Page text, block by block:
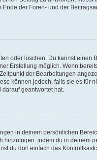
der Foren- und der
oder löschen. Du kannst einen
Erstellung möglich. Wenn
der Bearbeitungen
können jedoch, falls sie es
geantwortet hat.
in deinem persönlichen
indem du in
du dort einfach das